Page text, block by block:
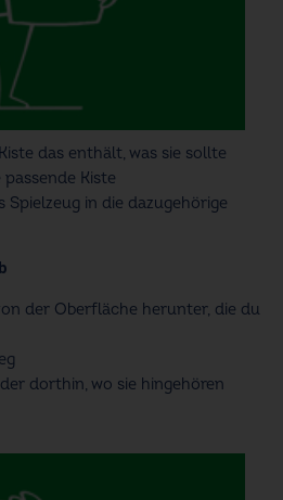
das enthält, was sie sollte
passende Kiste
Spielzeug in die dazugehörige
der Oberfläche herunter, die du
dorthin, wo sie hingehören